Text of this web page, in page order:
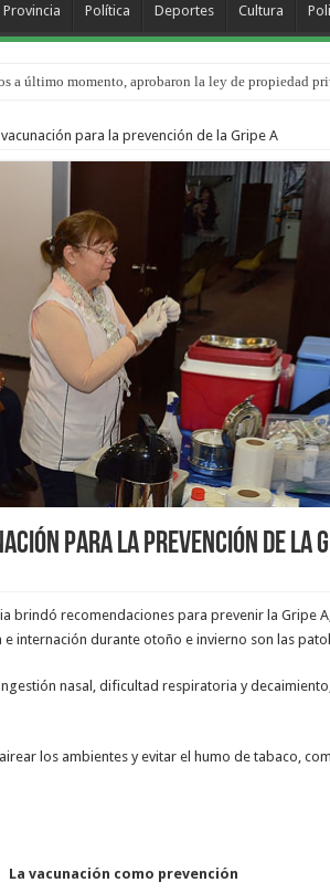
Provincia Política Deportes Cultura
a último momento, aprobaron la ley de propiedad
para la prevención de la Gripe A
para la prevención de la
brindó recomendaciones para prevenir la Gripe
e internación durante otoño e invierno son las
nasal, dificultad respiratoria y
los ambientes y evitar el humo de tabaco,
La vacunación como prevención